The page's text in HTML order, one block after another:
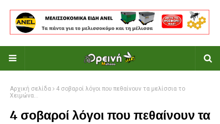
Αρχική σελίδα
4 σοβαροί λόγοι που πεθαίνουν τα μελίσσια το
Χειμώνα...
4 σοβαροί λόγοι που πεθαίνουν τα